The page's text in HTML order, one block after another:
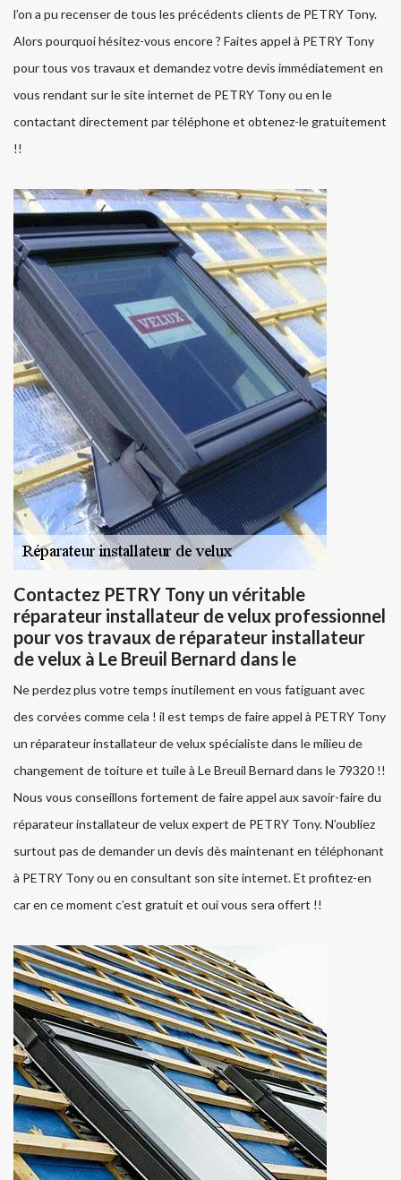
l’on a pu recenser de tous les précédents clients de PETRY Tony.
Alors pourquoi hésitez-vous encore ? Faites appel à PETRY Tony
pour tous vos travaux et demandez votre devis immédiatement en
vous rendant sur le site internet de PETRY Tony ou en le
contactant directement par téléphone et obtenez-le gratuitement
!!
Contactez PETRY Tony un véritable
réparateur installateur de velux professionnel
pour vos travaux de réparateur installateur
de velux à Le Breuil Bernard dans le
Ne perdez plus votre temps inutilement en vous fatiguant avec
des corvées comme cela ! il est temps de faire appel à PETRY Tony
un réparateur installateur de velux spécialiste dans le milieu de
changement de toiture et tuile à Le Breuil Bernard dans le 79320 !!
Nous vous conseillons fortement de faire appel aux savoir-faire du
réparateur installateur de velux expert de PETRY Tony. N’oubliez
surtout pas de demander un devis dès maintenant en téléphonant
à PETRY Tony ou en consultant son site internet. Et profitez-en
car en ce moment c’est gratuit et oui vous sera offert !!